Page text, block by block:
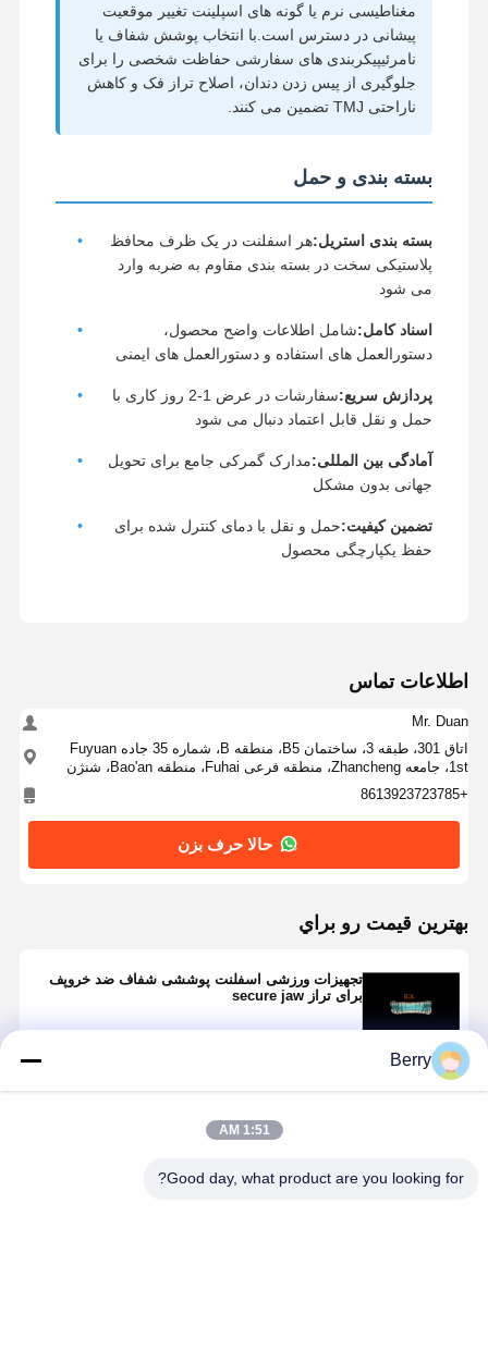
پروتز فول اکریلیک
لوازم دندانی دقیق
نگهدارنده فضای دندانپزشکی
دستگاه های کاربردی ارتودنسی
آتل اکلوزال
محافظ دهان
دستگاه ارتودنسی
راه حل های ایمپلنت دندان
مغناطیسی نرم یا گونه های اسپلینت تغییر موقعیت
پیشانی در دسترس است.با انتخاب پوشش شفاف یا
نامرئیپیکربندی های سفارشی حفاظت شخصی را برای
جلوگیری از پیس زدن دندان، اصلاح تراز فک و کاهش
ناراحتی TMJ تضمین می کنند.
بسته بندی و حمل
بسته بندی استریل:هر اسفلنت در یک ظرف محافظ
پلاستیکی سخت در بسته بندی مقاوم به ضربه وارد
می شود
اسناد کامل:شامل اطلاعات واضح محصول،
دستورالعمل های استفاده و دستورالعمل های ایمنی
پردازش سریع:
سفارشات در عرض 1-2 روز کاری با
حمل و نقل قابل اعتماد دنبال می شود
آمادگی بین المللی:مدارک گمرکی جامع برای تحویل
جهانی بدون مشکل
تضمین کیفیت:حمل و نقل با دمای کنترل شده برای
حفظ یکپارچگی محصول
اطلاعات تماس
Mr. Duan
اتاق 301، طبقه 3، ساختمان B5، منطقه B، شماره 35 جاده Fuyuan
1st، جامعه Zhancheng، منطقه فرعی Fuhai، منطقه Bao'an، شنژن
+8613923723785
حالا حرف بزن
بهترين قيمت رو براي
تجهیزات ورزشی اسفلنت پوششی شفاف ضد خروپف
برای تراز secure jaw
ادامه هید
محصولات توصیه شده
Berry
1:51 AM
Good day, what product are you looking for?